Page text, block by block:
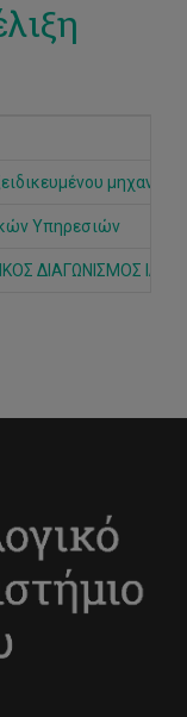
Υπηρεσιών
ΔΙΑΓΩΝΙΣΜΟΣ